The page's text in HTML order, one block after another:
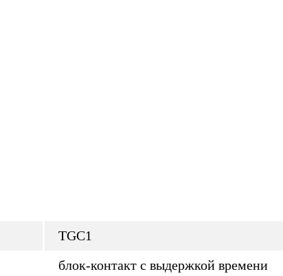
TGC1
блок-контакт с выдержкой времени